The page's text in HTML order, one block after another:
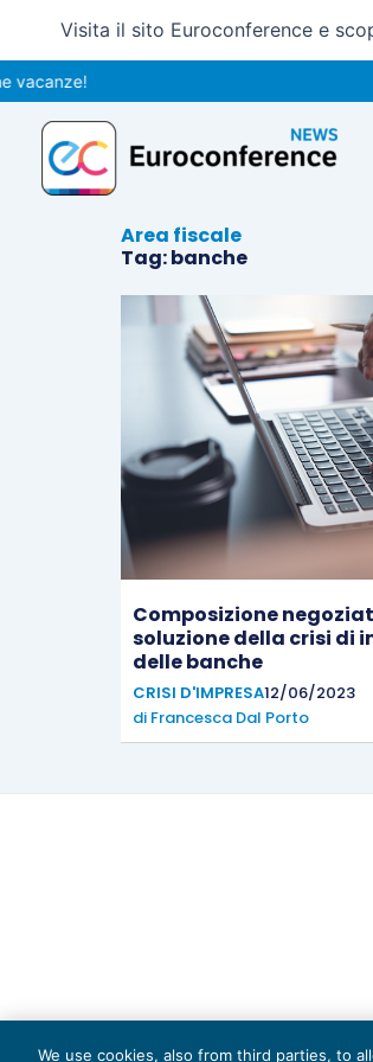
contenuto
Visita il sito Euroconference e
Area fiscale
Tag: banche
Composizione
soluzione della crisi di
delle banche
CRISI D'IMPRESA12/06/2023
di Francesca Dal Porto
We use cookies, also from third parties, to